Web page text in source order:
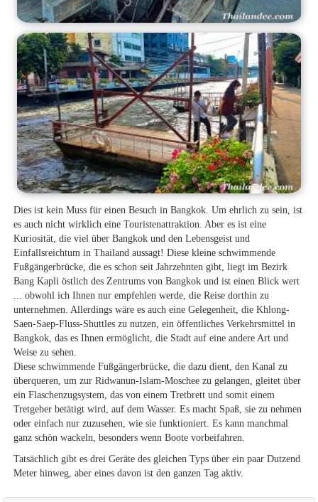
Dies ist kein Muss für einen Besuch in Bangkok. Um ehrlich zu sein, ist
es auch nicht wirklich eine Touristenattraktion. Aber es ist eine
Kuriosität, die viel über Bangkok und den Lebensgeist und
Einfallsreichtum in Thailand aussagt! Diese kleine schwimmende
Fußgängerbrücke, die es schon seit Jahrzehnten gibt, liegt im Bezirk
Bang Kapli östlich des Zentrums von Bangkok und ist einen Blick wert
... obwohl ich Ihnen nur empfehlen werde, die Reise dorthin zu
unternehmen. Allerdings wäre es auch eine Gelegenheit, die Khlong-
Saen-Saep-Fluss-Shuttles zu nutzen, ein öffentliches Verkehrsmittel in
Bangkok, das es Ihnen ermöglicht, die Stadt auf eine andere Art und
Weise zu sehen.
Diese schwimmende Fußgängerbrücke, die dazu dient, den Kanal zu
überqueren, um zur Ridwanun-Islam-Moschee zu gelangen, gleitet über
ein Flaschenzugsystem, das von einem Tretbrett und somit einem
Tretgeber betätigt wird, auf dem Wasser. Es macht Spaß, sie zu nehmen
oder einfach nur zuzusehen, wie sie funktioniert. Es kann manchmal
ganz schön wackeln, besonders wenn Boote vorbeifahren.
Tatsächlich gibt es drei Geräte des gleichen Typs über ein paar Dutzend
Meter hinweg, aber eines davon ist den ganzen Tag aktiv.